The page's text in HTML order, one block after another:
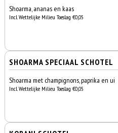
Shoarma, ananas en kaas
Incl. Wettelijke Milieu Toeslag €0,05
SHOARMA SPECIAAL SCHOTEL
Shoarma met champignons, paprika en ui
Incl. Wettelijke Milieu Toeslag €0,05